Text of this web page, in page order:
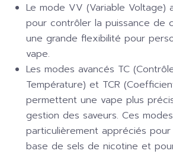
Le mode VV (Variable Voltage)
pour contrôler la puissance de
une grande flexibilité pour
vape.
Les modes avancés TC
Température) et TCR
permettent une vape plus
gestion des saveurs. Ces
particulièrement appréciés
base de sels de nicotine et